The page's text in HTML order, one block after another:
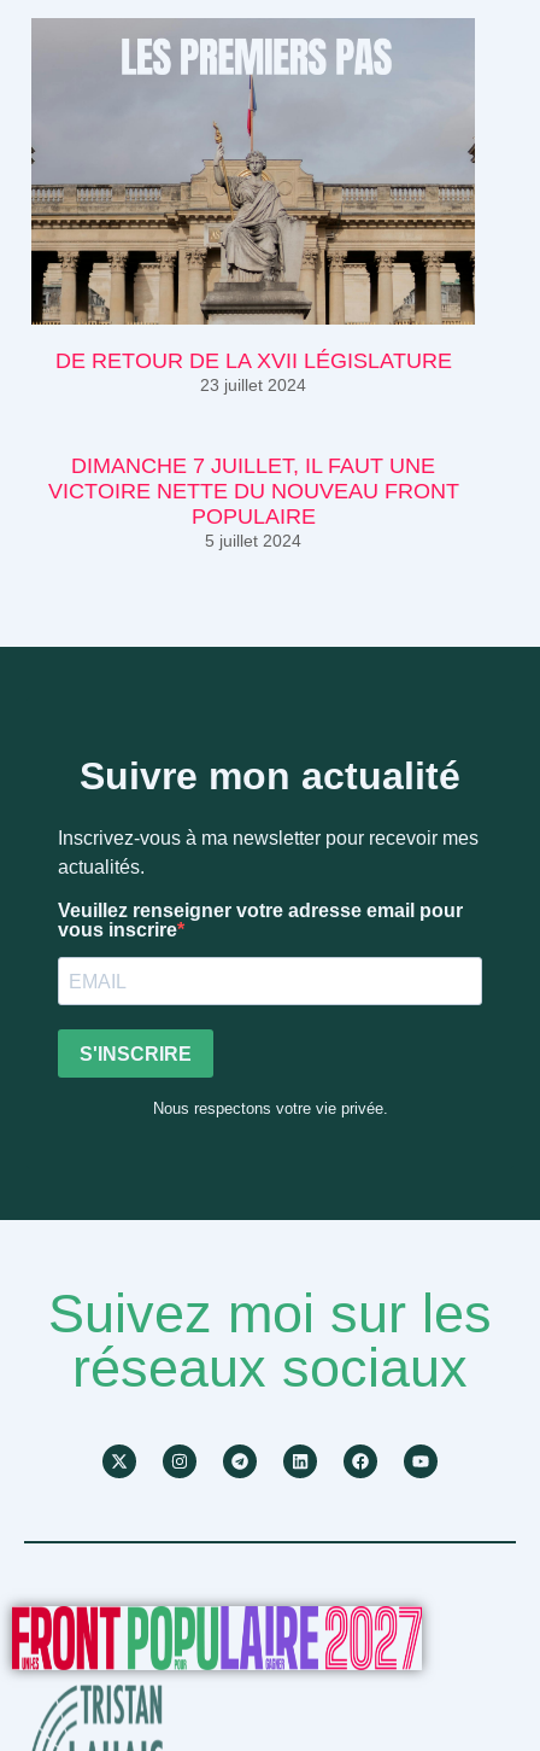
DE RETOUR DE LA XVII LÉGISLATURE
23 juillet 2024
DIMANCHE 7 JUILLET, IL FAUT UNE
VICTOIRE NETTE DU NOUVEAU FRONT
POPULAIRE
5 juillet 2024
Suivre mon actualité
Inscrivez-vous à ma newsletter pour recevoir mes
actualités.
Veuillez renseigner votre adresse email pour
vous inscrire
S'INSCRIRE
Nous respectons votre vie privée.
Suivez moi sur les
réseaux sociaux